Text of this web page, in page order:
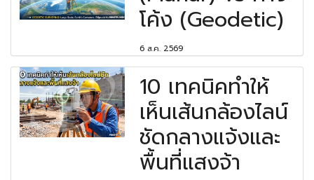
โค้ง (Geodetic)
6 ส.ค. 2569
10 เทคนิคทำให้
เห็นเส้นกล้องไลน์
ชัดกลางแจ้งและ
พื้นที่แสงจ้า